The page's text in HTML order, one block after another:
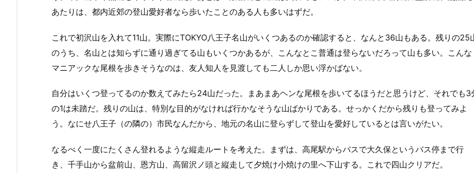
あたりは、都内近郊の登山愛好者なら歩いたことのある人も多いはずだ。
これで初沢山を入れて11山。実際にTOKYO八王子名山がいくつあるのか確認すると、なんと36山もある。残りの25
のうち、名山とは知らずに通り過ぎてる山もいくつかあるが、こんなとこ普通は登らないだろって山も多い。こんな
マニアックな尾根を歩きそうなのは、友人知人を見渡しても二人しか思い浮かばない。
自分はいくつ登ってるのか数えてみたら24山だった。まあまあヘンな尾根を歩いてるほうだと思うけど、それでも3
の1は未踏だ。残りの山は、特別な目的がなければ行かなそうな山ばかりである。せっかくだから残りも登ってみよ
う。なにせ八王子（の隣の）市民なんだから、地元の名山に登らずして登山を愛好しているとは言いがたい。
なるべく一度にたくさん登れるような縦走ルートを考えた。まずは、高尾駅からバスで大久保というバス停まで行
き、千手山から盆前山、恩方山、高留沢ノ頭と縦走して夕焼け小焼けの里へ下山する。これで四山クリアだ。